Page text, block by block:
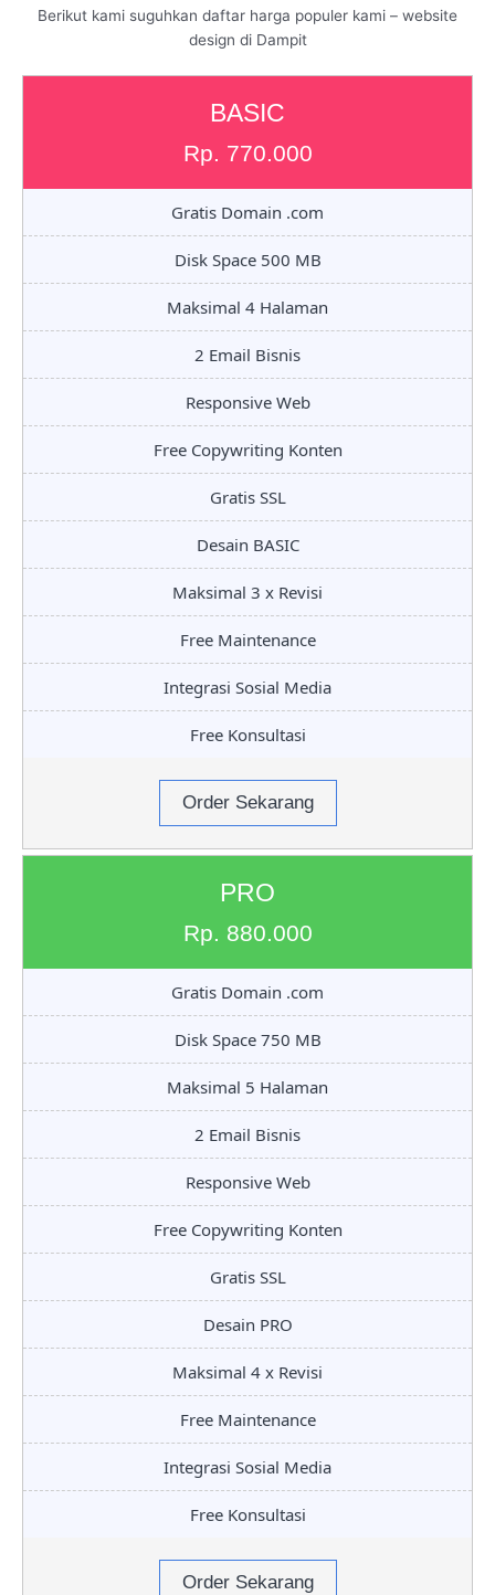
Berikut kami suguhkan daftar harga populer kami – website
design di Dampit
BASIC
Rp. 770.000
Gratis Domain .com
Disk Space 500 MB
Maksimal 4 Halaman
2 Email Bisnis
Responsive Web
Free Copywriting Konten
Gratis SSL
Desain BASIC
Maksimal 3 x Revisi
Free Maintenance
Integrasi Sosial Media
Free Konsultasi
Order Sekarang
PRO
Rp. 880.000
Gratis Domain .com
Disk Space 750 MB
Maksimal 5 Halaman
2 Email Bisnis
Responsive Web
Free Copywriting Konten
Gratis SSL
Desain PRO
Maksimal 4 x Revisi
Free Maintenance
Integrasi Sosial Media
Free Konsultasi
Order Sekarang